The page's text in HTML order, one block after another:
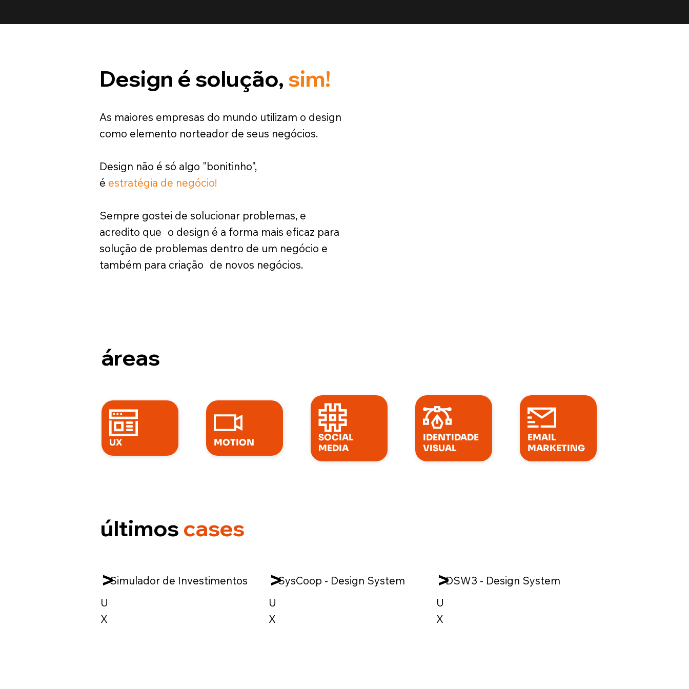
Design é solução, sim!
As maiores empresas do mundo utilizam o design
como elemento norteador de seus negócios.
Design não é só algo "bonitinho",
é estratégia de negócio!
Sempre gostei de solucionar problemas, e
acredito que o design é a forma mais eficaz para
solução de problemas dentro de um negócio e
também para criação de novos negócios.
áreas
UX MOTION
SOCIAL
MEDIA
IDENTIDADE
VISUAL
EMAIL
MARKETING
últimos cases
>Simulador de Investimentos
U
X
>SysCoop - Design System
U
X
>DSW3 - Design System
U
X